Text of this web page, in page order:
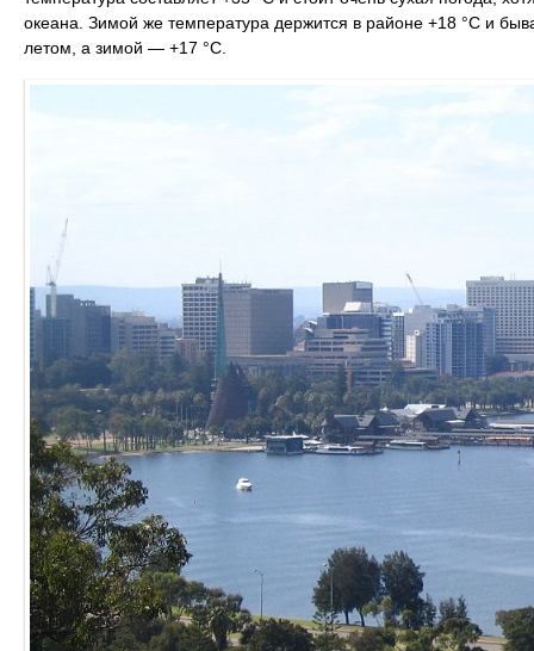
океана. Зимой же температура держится в районе +18 °C и
летом, а зимой — +17 °С.